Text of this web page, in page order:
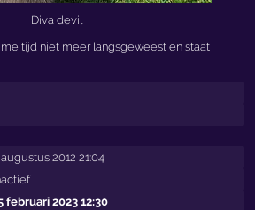
Diva devil
tijd niet meer langsgeweest en staat
2012 21:04
februari 2023 12:30